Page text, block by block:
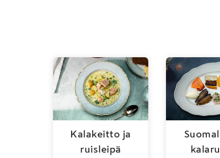
Kalakeitto ja
ruisleipä